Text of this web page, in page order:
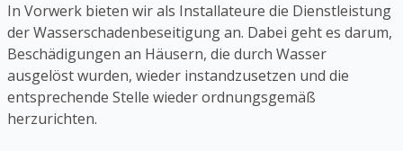
In Vorwerk bieten wir als Installateure die Dienstleistung
der Wasserschadenbeseitigung an. Dabei geht es darum,
Beschädigungen an Häusern, die durch Wasser
ausgelöst wurden, wieder instandzusetzen und die
entsprechende Stelle wieder ordnungsgemäß
herzurichten.